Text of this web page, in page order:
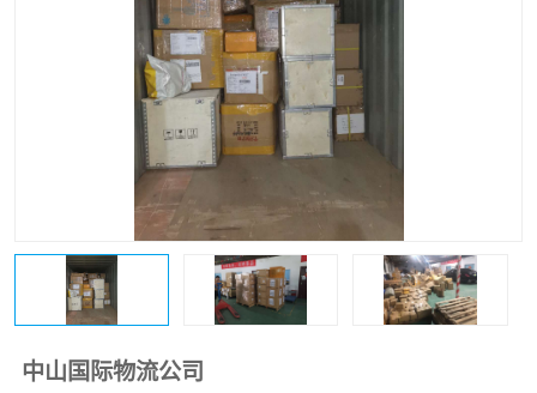
中山国际物流公司
深圳国际快递公司
深圳国际物流公司 深圳国际快递电话
DHL国际快递电话 深圳国际快递
新能源电池出口物流